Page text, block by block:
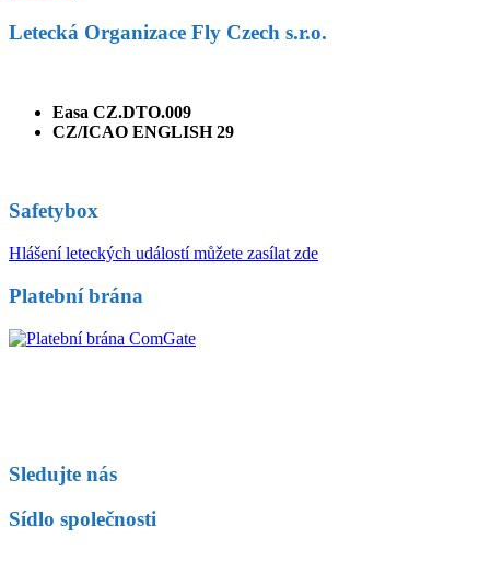
Letecká Organizace Fly Czech s.r.o.
Easa CZ.DTO.009
CZ/ICAO ENGLISH 29
Safetybox
Hlášení leteckých událostí můžete zasílat zde
Platební brána
Sledujte nás
Sídlo společnosti